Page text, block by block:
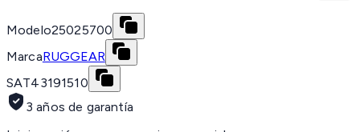
Modelo25025700
MarcaRUGGEAR
SAT43191510
3 años de garantía